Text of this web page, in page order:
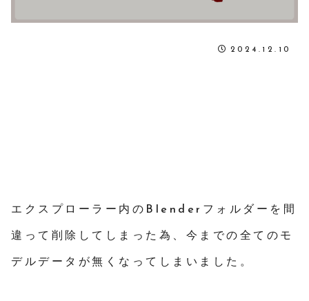
2024.12.10
エクスプローラー内のBlenderフォルダーを間
違って削除してしまった為、今までの全てのモ
デルデータが無くなってしまいました。